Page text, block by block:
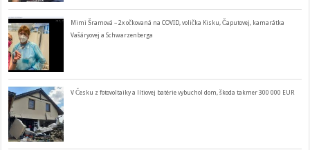
Mimi Šramová – 2x očkovaná na COVID, volička Kisku, Čaputovej, kamarátka
Vašáryovej a Schwarzenberga
V Česku z fotovoltaiky a lítiovej batérie vybuchol dom, škoda takmer 300 000 EUR